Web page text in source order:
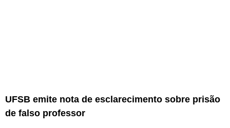
UFSB emite nota de esclarecimento sobre prisão
de falso professor